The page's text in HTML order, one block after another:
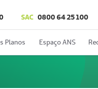
SAC 0800 64 25 100
Planos Espaço ANS